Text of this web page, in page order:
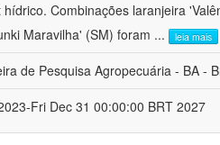
Combinações laranjeira
Maravilha' (SM) foram ... leia mais
de Pesquisa Agropecuária - BA -
Fri Dec 31 00:00:00 BRT 2027